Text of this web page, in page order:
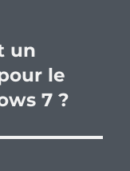
un
le
7 ?